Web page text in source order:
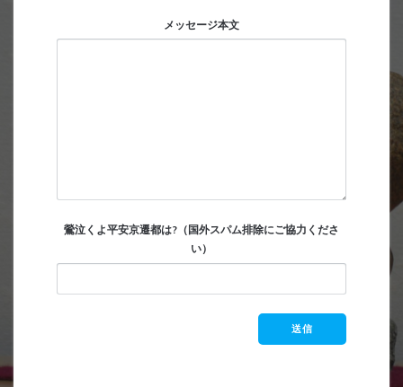
メッセージ本文
鶯泣くよ平安京遷都は?（国外スパム排除にご協力くださ
い）